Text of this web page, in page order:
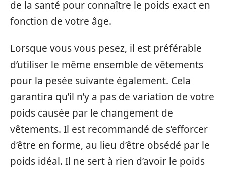
de la santé pour connaître le poids exact en
fonction de votre âge.
Lorsque vous vous pesez, il est préférable
d’utiliser le même ensemble de vêtements
pour la pesée suivante également. Cela
garantira qu’il n’y a pas de variation de votre
poids causée par le changement de
vêtements. Il est recommandé de s’efforcer
d’être en forme, au lieu d’être obsédé par le
poids idéal. Il ne sert à rien d’avoir le poids